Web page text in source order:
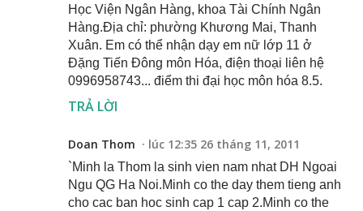
Học Viện Ngân Hàng, khoa Tài Chính Ngân
Hàng.Địa chỉ: phường Khương Mai, Thanh
Xuân. Em có thể nhận dạy em nữ lớp 11 ở
Đặng Tiến Đông môn Hóa, điện thoại liên hệ
0996958743... điểm thi đại học môn hóa 8.5.
TRẢ LỜI
Doan Thom lúc 12:35 26 tháng 11, 2011
`Minh la Thom la sinh vien nam nhat DH Ngoai
Ngu QG Ha Noi.Minh co the day them tieng anh
cho cac ban hoc sinh cap 1 cap 2.Minh co the